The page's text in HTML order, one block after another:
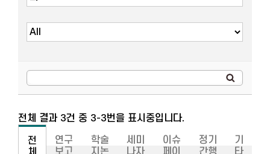
전체 결과 3건 중 3-3번을 표시중입니다.
전
연구
보고
학술
지논
세미
나자
이슈
페이
정기
간행
기
타